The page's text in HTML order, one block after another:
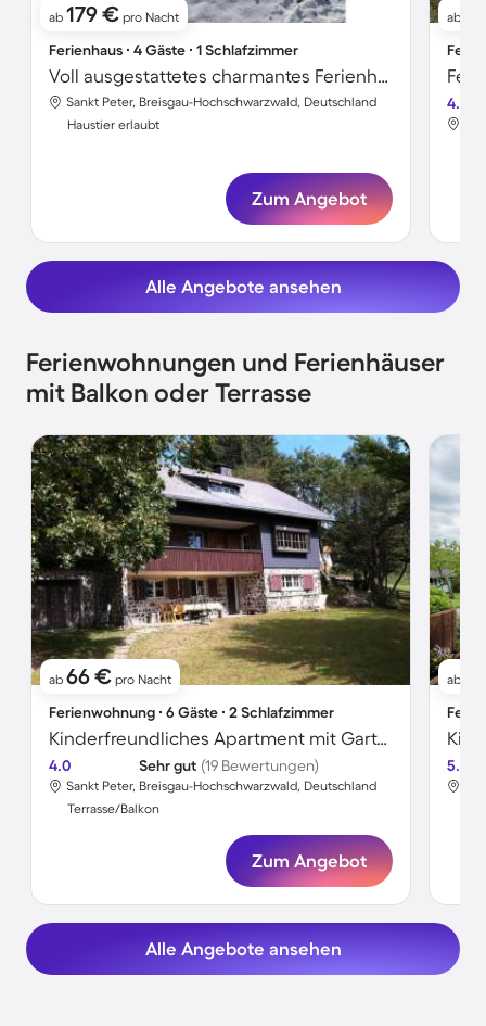
ab 179 € pro Nacht
Ferienhaus ∙ 4 Gäste ∙ 1 Schlafzimmer
Voll ausgestattetes charmantes Ferienhaus | Hunde erlaubt
Sankt Peter, Breisgau-Hochschwarzwald, Deutschland
Haustier erlaubt
Zum Angebot
ab
4.3
Alle Angebote ansehen
Ferienwohnungen und Ferienhäuser
mit Balkon oder Terrasse
ab 66 € pro Nacht
Ferienwohnung ∙ 6 Gäste ∙ 2 Schlafzimmer
Kinderfreundliches Apartment mit Garten, Terrasse und Grill
4.0 Sehr gut (19 Bewertungen)
Sankt Peter, Breisgau-Hochschwarzwald, Deutschland
Terrasse/Balkon
Zum Angebot
ab
5.0
Alle Angebote ansehen